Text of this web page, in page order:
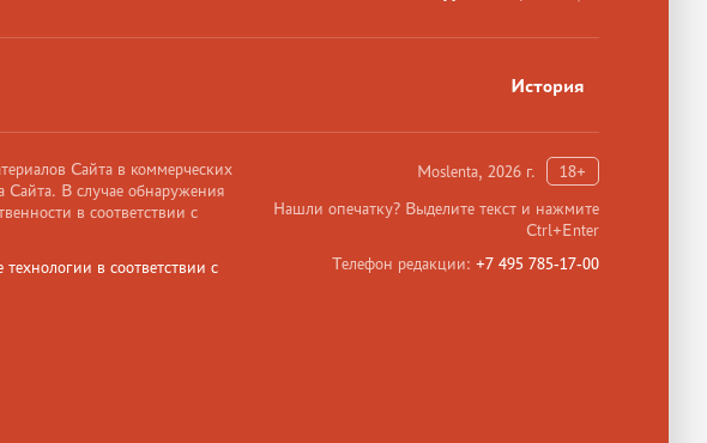
История
Moslenta, 2026 г.
18+
Нашли опечатку? Выделите текст и нажмите
Ctrl+Enter
Телефон редакции: +7 495 785-17-00
Сайта в коммерческих
Сайта. В случае обнаружения
в соответствии с
в соответствии с